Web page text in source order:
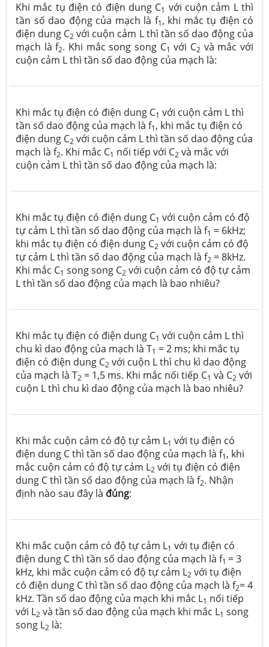
Khi mắc tụ điện có điện dung C1 với cuộn cảm L thì
tần số dao động của mạch là f1, khi mắc tụ điện có
điện dung C2 với cuộn cảm L thì tần số dao động của
mạch là f2. Khi mắc song song C1 với C2 và mắc với
cuộn cảm L thì tần số dao động của mạch là:
Khi mắc tụ điện có điện dung C1 với cuộn cảm L thì
tần số dao động của mạch là f1, khi mắc tụ điện có
điện dung C2 với cuộn cảm L thì tần số dao động của
mạch là f2. Khi mắc C1 nối tiếp với C2 và mắc với
cuộn cảm L thì tần số dao động của mạch là:
Khi mắc tụ điện có điện dung C1 với cuộn cảm có độ
tự cảm L thì tần số dao động của mạch là f1 = 6kHz;
khi mắc tụ điện có điện dung C2 với cuộn cảm có độ
tự cảm L thì tần số dao động của mạch là f2 = 8kHz.
Khi mắc C1 song song C2 với cuộn cảm có độ tự cảm
L thì tần số dao động của mạch là bao nhiêu?
Khi mắc tụ điện có điện dung C1 với cuộn cảm L thì
chu kì dao động của mạch là T1 = 2 ms; khi mắc tụ
điện có điện dung C2 với cuộn L thì chu kì dao động
của mạch là T2 = 1,5 ms. Khi mắc nối tiếp C1 và C2 với
cuộn L thì chu kì dao động của mạch là bao nhiêu?
Khi mắc cuộn cảm có độ tự cảm L1 với tụ điện có
điện dung C thì tần số dao động của mạch là f1, khi
mắc cuộn cảm có độ tự cảm L­2 với tụ điện có điện
dung C thì tần số dao động của mạch là f2. Nhận
định nào sau đây là đúng:
Khi mắc cuộn cảm có độ tự cảm L1 với tụ điện có
điện dung C thì tần số dao động của mạch là f1 = 3
kHz, khi mắc cuộn cảm có độ tự cảm L­2 với tụ điện
có điện dung C thì tần số dao động của mạch là f2= 4
kHz. Tần số dao động của mạch khi mắc L1 nối tiếp
với L2 và tần số dao động của mạch khi mắc L1 song
song L2 là: